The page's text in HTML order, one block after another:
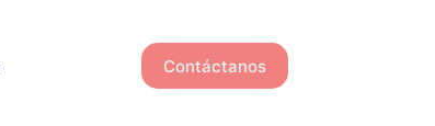
Contáctanos